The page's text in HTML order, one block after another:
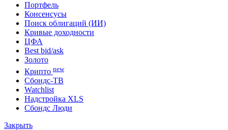
Портфель
Консенсусы
Поиск облигаций (ИИ)
Кривые доходности
ЦФА
Best bid/ask
Золото
Крипто new
Сбондс-ТВ
Watchlist
Надстройка XLS
Сбондс Люди
Закрыть